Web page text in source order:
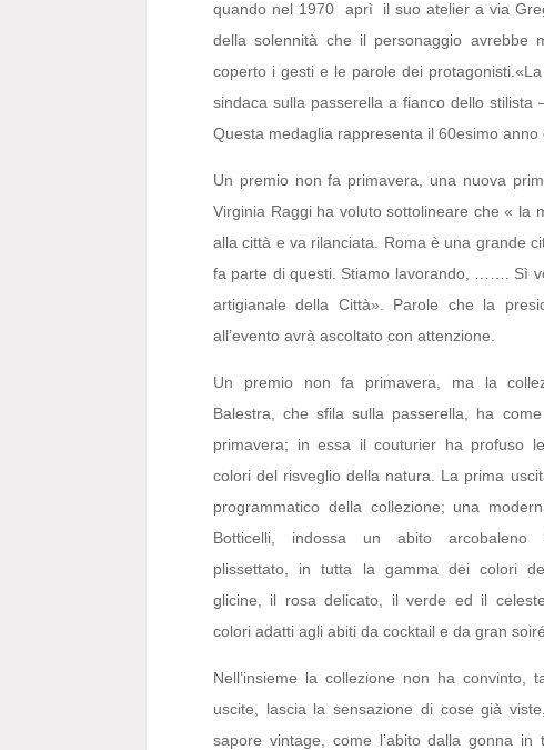
quando nel 1970 aprì il suo atelier a via
della solennità che il personaggio avrebbe
coperto i gesti e le parole dei
sindaca sulla passerella a fianco dello
Questa medaglia rappresenta il 60esimo anno
Un premio non fa primavera, una nuova
Virginia Raggi ha voluto sottolineare che « la
alla città e va rilanciata. Roma è una grande
fa parte di questi. Stiamo lavorando, ……. Sì
artigianale della Città». Parole che la
all’evento avrà ascoltato con attenzione.
Un premio non fa primavera, ma la
Balestra, che sfila sulla passerella, ha
primavera; in essa il couturier ha profuso
colori del risveglio della natura. La prima
programmatico della collezione; una
Botticelli, indossa un abito arcobaleno
plissettato, in tutta la gamma dei colori
glicine, il rosa delicato, il verde ed il
colori adatti agli abiti da cocktail e da gran
Nell’insieme la collezione non ha convinto,
uscite, lascia la sensazione di cose già
sapore vintage, come l’abito dalla gonna